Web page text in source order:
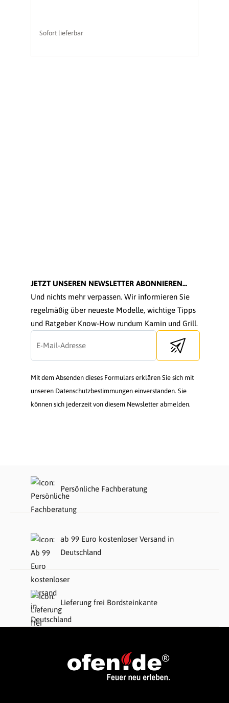
Sofort lieferbar
JETZT UNSEREN NEWSLETTER ABONNIEREN...
Und nichts mehr verpassen. Wir informieren Sie
regelmäßig über neueste Modelle, wichtige Tipps
und Ratgeber Know-How rundum Kamin und Grill.
Send newsletter
Mit dem Absenden dieses Formulars erklären Sie sich mit
unseren Datenschutzbestimmungen einverstanden. Sie
können sich jederzeit von diesem Newsletter abmelden.
Persönliche Fachberatung
ab 99 Euro kostenloser Versand in
Deutschland
Lieferung frei Bordsteinkante